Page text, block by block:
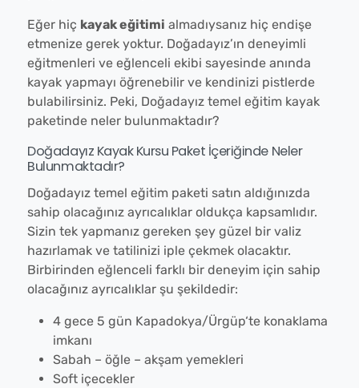
Eğer hiç kayak eğitimi almadıysanız hiç endişe
etmenize gerek yoktur. Doğadayız’ın deneyimli
eğitmenleri ve eğlenceli ekibi sayesinde anında
kayak yapmayı öğrenebilir ve kendinizi pistlerde
bulabilirsiniz. Peki, Doğadayız temel eğitim kayak
paketinde neler bulunmaktadır?
Doğadayız Kayak Kursu Paket İçeriğinde Neler
Bulunmaktadır?
Doğadayız temel eğitim paketi satın aldığınızda
sahip olacağınız ayrıcalıklar oldukça kapsamlıdır.
Sizin tek yapmanız gereken şey güzel bir valiz
hazırlamak ve tatilinizi iple çekmek olacaktır.
Birbirinden eğlenceli farklı bir deneyim için sahip
olacağınız ayrıcalıklar şu şekildedir:
4 gece 5 gün Kapadokya/Ürgüp‘te konaklama
imkanı
Sabah – öğle – akşam yemekleri
Soft içecekler